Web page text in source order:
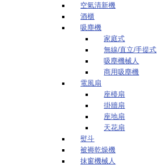
空氣清新機
酒櫃
吸塵機
家庭式
無線/直立/手提式
吸塵機械人
商用吸塵機
電風扇
座檯扇
掛牆扇
座地扇
天花扇
熨斗
被褥乾燥機
抹窗機械人